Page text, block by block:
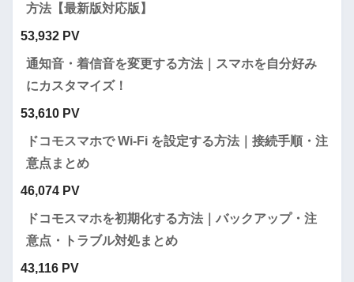
方法【最新版対応版】
53,932 PV
通知音・着信音を変更する方法｜スマホを自分好み
にカスタマイズ！
53,610 PV
ドコモスマホで Wi-Fi を設定する方法｜接続手順・注
意点まとめ
46,074 PV
ドコモスマホを初期化する方法｜バックアップ・注
意点・トラブル対処まとめ
43,116 PV